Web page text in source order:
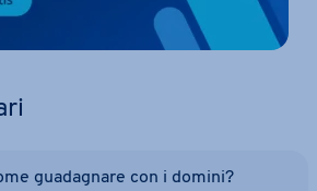
gua­da­gna­re con i domini?